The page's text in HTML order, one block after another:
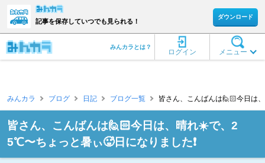
記事を保存していつでも見られる！
ダウンロード
メニュー
ログイン
みんカラとは？
みんカラ ブログ 日記 ブログ一覧 皆さん、こんばんは🙋🏻今日は
皆さん、こんばんは🙋🏻今日は、晴れ☀️で、2
5℃〜ちょっと暑ぃ🥵日になりました❗️